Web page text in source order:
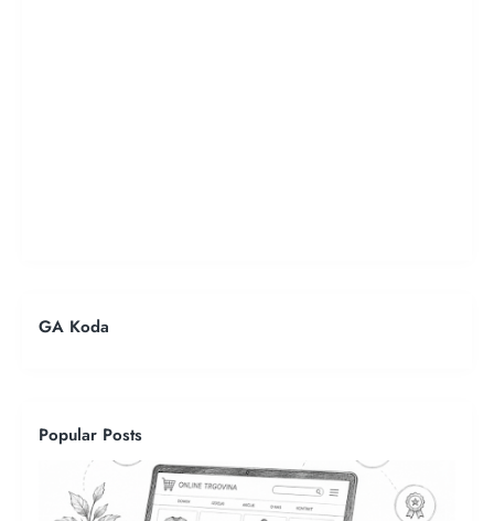
GA Koda
Popular Posts